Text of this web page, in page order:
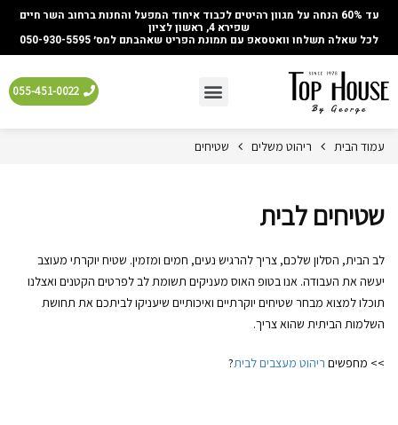
עד 60% הנחה על מגוון רהיטים לכבוד איחוד המפעל והחנות ברחוב השר חיים
שפירא 4, ראשון לציון
לכל שאלה תשלחו וואטסאפ עם תמונת הפריט שאהבתם למס׳ 050-930-5595
055-451-0022
עמוד הבית ריהוט משלים שטיחים
שטיחים לבית
לב הבית, הסלון שלכם, צריך להרגיש נעים, חמים ומזמין. שטיח יוקרתי מעוצב
יעשה את העבודה. אנו בטופ האוס מעניקים תשומת לב לפרטים הקטנים ואצלנו
תוכלו למצוא מבחר שטיחים יוקרתיים ואיכותיים שיעניקו לביתכם את תחושת
השלמות הביתית שהוא צריך.
>> מחפשיםריהוט מעצבים לבית?